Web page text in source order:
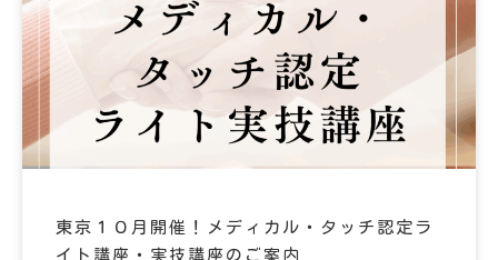
東京１０月開催！メディカル・タッチ認定ラ
イト講座・実技講座のご案内